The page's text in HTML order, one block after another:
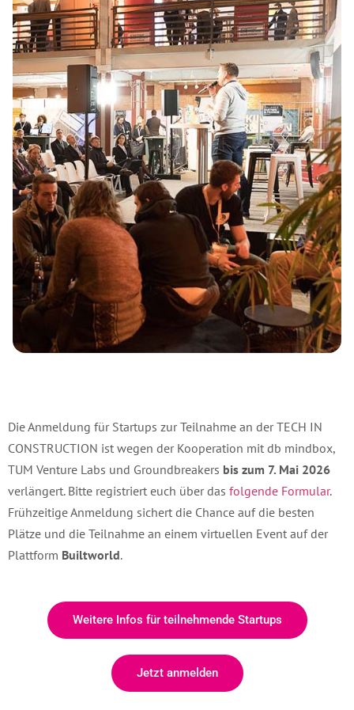
Die Anmeldung für Startups zur Teilnahme an der TECH IN
CONSTRUCTION ist wegen der Kooperation mit db mindbox,
TUM Venture Labs und Groundbreakers bis zum 7. Mai 2026
verlängert. Bitte registriert euch über das folgende Formular.
Frühzeitige Anmeldung sichert die Chance auf die besten
Plätze und die Teilnahme an einem virtuellen Event auf der
Plattform Builtworld.
Weitere Infos für teilnehmende Startups
Jetzt anmelden